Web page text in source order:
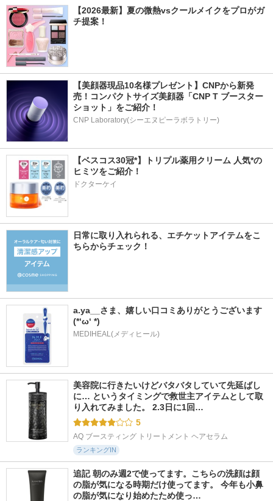
【2026最新】夏の微熱vsクールメイクをプロがガ
チ提案！
【美顔器現品10名様プレゼント】CNPから新発
売！コンパクトサイズ美顔器「CNP T ブースター
ショット」をご紹介！
CNP Laboratory(シーエヌピーラボラトリー)
【ベスコス30冠*】トリプル薬用クリーム 人気*の
ヒミツをご紹介！
ドクターケイ
日常に取り入れられる、エチケットアイテムをこ
ちらからチェック！
a.ya__さま、嬉しい口コミありがとうございます
(*‘ω‘ *)
MEDIHEAL(メディヒール)
美容院に行きたいけどバタバタしていて先延ばし
に… というタイミングで救世主アイテムとして取
り入れてみました。 2.3日に1回…
5
AQ ブースティング トリートメント ヘアセラム
ランキングIN
追記 朝のみ週2で使ってます。こちらの洗顔は顔
の脂が気になる時期だけ使ってます。 今年も小鼻
の脂が気になり始めたため使っ…